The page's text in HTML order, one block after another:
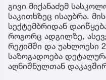
გივი მიქანაძემ
საკითხზეც ისაუბრა.
სექტემბრიდან
როგორც ადგილზე,
რეჟიმში და უახლოესი
საზოგადოება
აღნიშნულთან